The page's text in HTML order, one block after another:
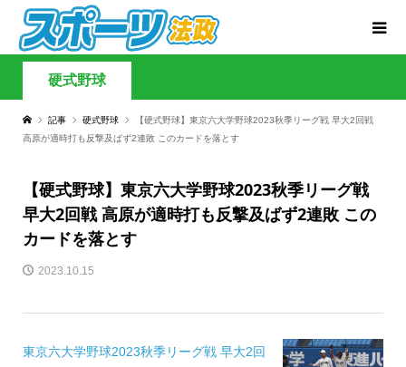
硬式野球
記事 硬式野球
【硬式野球】東京六大学野球2023秋季リーグ戦 早大2回戦
高原が適時打も反撃及ばず2連敗 このカードを落とす
【硬式野球】東京六大学野球2023秋季リーグ戦
早大2回戦 高原が適時打も反撃及ばず2連敗 この
カードを落とす
2023.10.15
東京六大学野球2023秋季リーグ戦 早大2回